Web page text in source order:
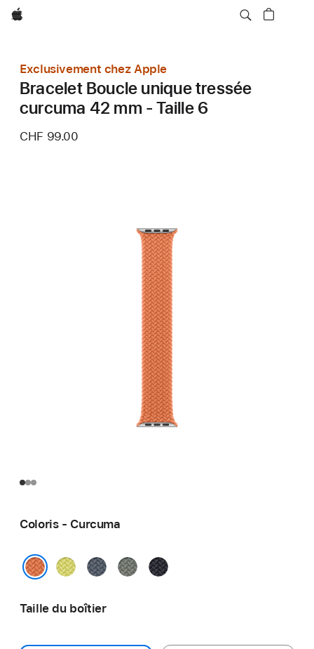
Apple
Exclusivement chez Apple
Bracelet Boucle unique tressée
curcuma 42 mm - Taille 6
CHF 99.00
Coloris - Curcuma
JauneBleu
Gris
Minuit
Taille du boîtier